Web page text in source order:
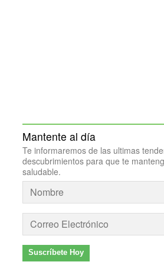
Mantente al día
Te informaremos de las ultimas
descubrimientos para que te
saludable.
Suscríbete Hoy